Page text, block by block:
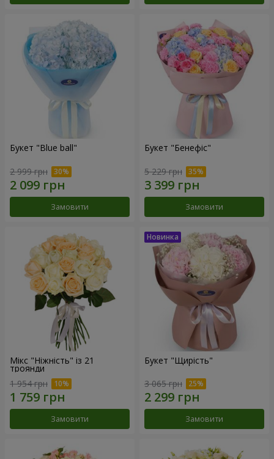
Букет "Blue ball"
2 999 грн
Замовити
Букет "Бенефіс"
5 229 грн
Замовити
Мікс "Ніжність" із 21
троянди
1 954 грн
Замовити
Букет "Щирість"
3 065 грн
Замовити